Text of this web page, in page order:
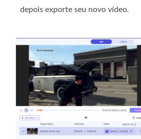
depois exporte seu novo vídeo.